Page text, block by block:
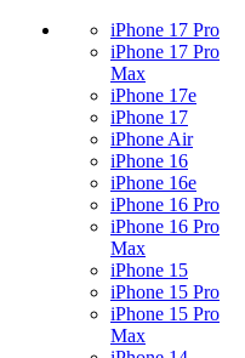
iPhone 17 Pro
iPhone 17 Pro
Max
iPhone 17e
iPhone 17
iPhone Air
iPhone 16
iPhone 16e
iPhone 16 Pro
iPhone 16 Pro
Max
iPhone 15
iPhone 15 Pro
iPhone 15 Pro
Max